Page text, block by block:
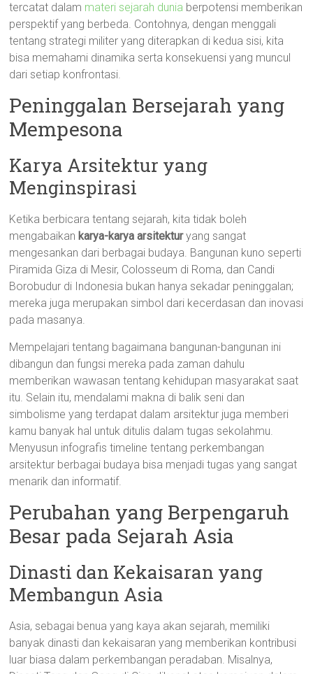
tercatat dalam materi sejarah dunia berpotensi memberikan
perspektif yang berbeda. Contohnya, dengan menggali
tentang strategi militer yang diterapkan di kedua sisi, kita
bisa memahami dinamika serta konsekuensi yang muncul
dari setiap konfrontasi.
Peninggalan Bersejarah yang
Mempesona
Karya Arsitektur yang
Menginspirasi
Ketika berbicara tentang sejarah, kita tidak boleh
mengabaikan karya-karya arsitekturyang sangat
mengesankan dari berbagai budaya. Bangunan kuno seperti
Piramida Giza di Mesir, Colosseum di Roma, dan Candi
Borobudur di Indonesia bukan hanya sekadar peninggalan;
mereka juga merupakan simbol dari kecerdasan dan inovasi
pada masanya.
Mempelajari tentang bagaimana bangunan-bangunan ini
dibangun dan fungsi mereka pada zaman dahulu
memberikan wawasan tentang kehidupan masyarakat saat
itu. Selain itu, mendalami makna di balik seni dan
simbolisme yang terdapat dalam arsitektur juga memberi
kamu banyak hal untuk ditulis dalam tugas sekolahmu.
Menyusun infografis timeline tentang perkembangan
arsitektur berbagai budaya bisa menjadi tugas yang sangat
menarik dan informatif.
Perubahan yang Berpengaruh
Besar pada Sejarah Asia
Dinasti dan Kekaisaran yang
Membangun Asia
Asia, sebagai benua yang kaya akan sejarah, memiliki
banyak dinasti dan kekaisaran yang memberikan kontribusi
luar biasa dalam perkembangan peradaban. Misalnya,